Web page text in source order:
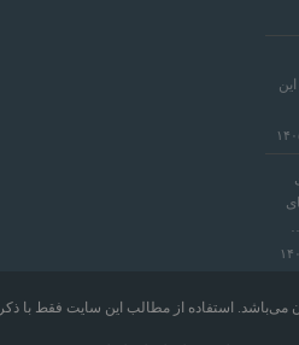
می‌باشد. استفاده از مطالب این سایت فقط با ذکر